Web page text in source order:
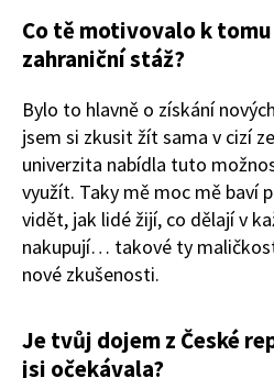
Co tě motivovalo k
zahraniční stáž?
Bylo to hlavně o získání
jsem si zkusit žít sama v cizí
univerzita nabídla tuto
využít. Taky mě moc mě baví
vidět, jak lidé žijí, co dělají v
nakupují… takové ty
nové zkušenosti.
Je tvůj dojem z České
jsi očekávala?